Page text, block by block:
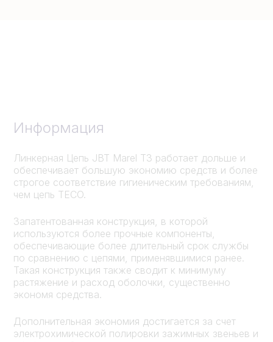
Информация
Линкерная Цепь JBT Marel T3 работает дольше и
обеспечивает большую экономию средств и более
строгое соответствие гигиеническим требованиям,
чем цепь TECO.
Запатентованная конструкция, в которой
используются более прочные компоненты,
обеспечивающие более длительный срок службы
по сравнению с цепями, применявшимися ранее.
Такая конструкция также сводит к минимуму
растяжение и расход оболочки, существенно
экономя средства.
Дополнительная экономия достигается за счет
электрохимической полировки зажимных звеньев и